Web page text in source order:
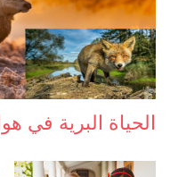
الحياة البرية في